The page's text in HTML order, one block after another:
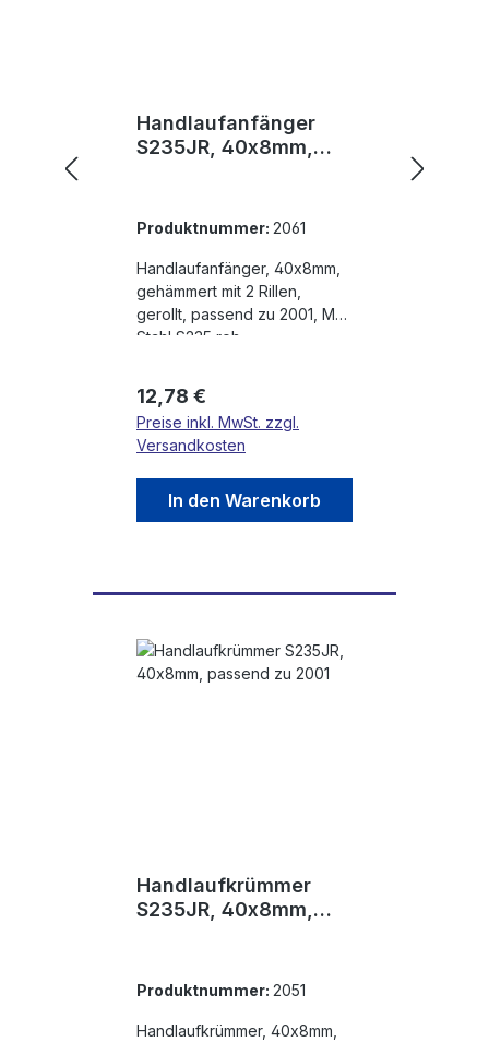
Handlaufanfänger
S235JR, 40x8mm,
Produktnummer: 2061
Handlaufanfänger, 40x8mm,
gehämmert mit 2 Rillen,
gerollt, passend zu 2001, Mat.
Stahl S235 roh
Regulärer Preis:
12,78 €
Preise inkl. MwSt. zzgl.
Versandkosten
In den Warenkorb
Handlaufkrümmer
S235JR, 40x8mm,
Produktnummer: 2051
Handlaufkrümmer, 40x8mm,